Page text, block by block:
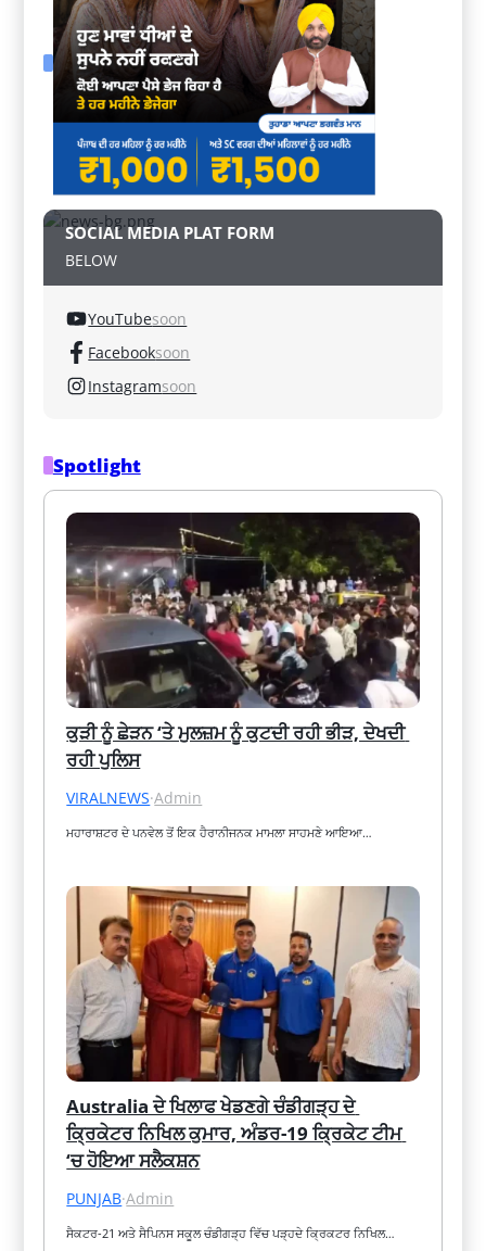
SOCIAL MEDIA PLAT FORM
BELOW
YouTubesoon
Facebooksoon
Instagramsoon
Spotlight
ਕੁੜੀ ਨੂੰ ਛੇੜਨ ‘ਤੇ ਮੁਲਜ਼ਮ ਨੂੰ ਕੁਟਦੀ ਰਹੀ ਭੀੜ, ਦੇਖਦੀ
ਰਹੀ ਪੁਲਿਸ
VIRALNEWS·Admin
ਮਹਾਰਾਸ਼ਟਰ ਦੇ ਪਨਵੇਲ ਤੋਂ ਇਕ ਹੈਰਾਨੀਜਨਕ ਮਾਮਲਾ ਸਾਹਮਣੇ ਆਇਆ…
Australia ਦੇ ਖਿਲਾਫ ਖੇਡਣਗੇ ਚੰਡੀਗੜ੍ਹ ਦੇ
ਕ੍ਰਿਕੇਟਰ ਨਿਖਿਲ ਕੁਮਾਰ, ਅੰਡਰ-19 ਕ੍ਰਿਕੇਟ ਟੀਮ
‘ਚ ਹੋਇਆ ਸਲੈਕਸ਼ਨ
PUNJAB·Admin
ਸੈਕਟਰ-21 ਅਤੇ ਸੈਪਿਨਸ ਸਕੂਲ ਚੰਡੀਗੜ੍ਹ ਵਿੱਚ ਪੜ੍ਹਦੇ ਕ੍ਰਿਕਟਰ ਨਿਖਿਲ…